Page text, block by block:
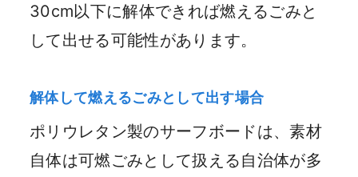
30cm以下に解体できれば燃えるごみと
して出せる可能性があります。
解体して燃えるごみとして出す場合
ポリウレタン製のサーフボードは、素材
自体は可燃ごみとして扱える自治体が多